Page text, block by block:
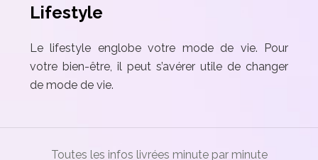
Lifestyle
Le lifestyle englobe votre mode de vie. Pour
votre bien-être, il peut s’avérer utile de changer
de mode de vie.
Toutes les infos livrées minute par minute